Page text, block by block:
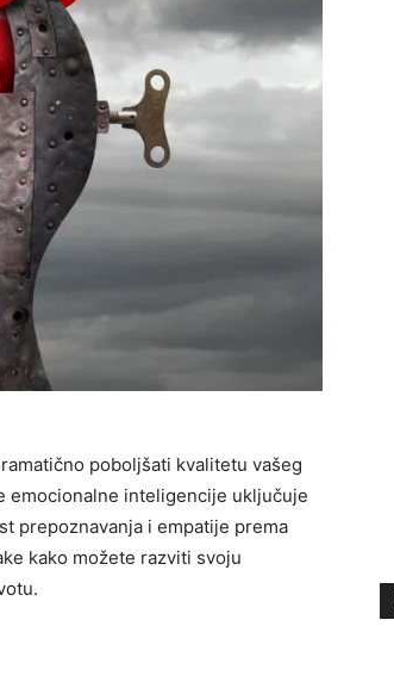
poboljšati kvalitetu vašeg
emocionalne inteligencije uključuje
prepoznavanja i empatije prema
kako možete razviti svoju